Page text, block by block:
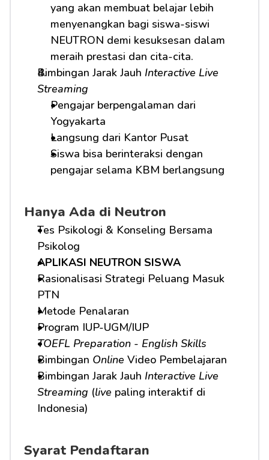
yang akan membuat belajar lebih
menyenangkan bagi siswa-siswi
NEUTRON demi kesuksesan dalam
meraih prestasi dan cita-cita.
Bimbingan Jarak Jauh Interactive Live
Streaming
Pengajar berpengalaman dari
Yogyakarta
Langsung dari Kantor Pusat
Siswa bisa berinteraksi dengan
pengajar selama KBM berlangsung
Hanya Ada di Neutron
Tes Psikologi & Konseling Bersama
Psikolog
APLIKASI NEUTRON SISWA
Rasionalisasi Strategi Peluang Masuk
PTN
Metode Penalaran
Program IUP-UGM/IUP
TOEFL Preparation - English Skills
Bimbingan Online Video Pembelajaran
Bimbingan Jarak Jauh Interactive Live
Streaming (live paling interaktif di
Indonesia)
Syarat Pendaftaran